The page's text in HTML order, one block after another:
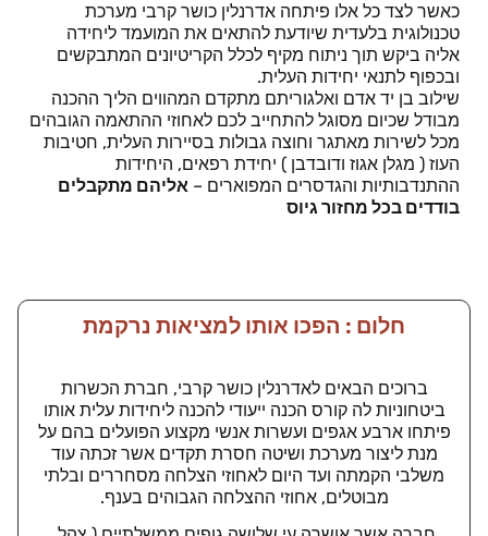
כאשר לצד כל אלו פיתחה אדרנלין כושר קרבי מערכת
טכנולוגית בלעדית שיודעת להתאים את המועמד ליחידה
אליה ביקש תוך ניתוח מקיף לכלל הקריטיונים המתבקשים
ובכפוף לתנאי יחידות העלית.
שילוב בן יד אדם ואלגוריתם מתקדם המהווים הליך ההכנה
מבודל שכיום מסוגל להתחייב לכם לאחוזי ההתאמה הגובהים
מכל לשירות מאתגר וחוצה גבולות בסיירות העלית, חטיבות
העוז ( מגלן אגוז ודובדבן ) יחידת רפאים, היחידות
ההתנדבותיות והגדסרים המפוארים – אליהם מתקבלים
בודדים בכל מחזור גיוס
חלום : הפכו אותו למציאות נרקמת
ברוכים הבאים לאדרנלין כושר קרבי, חברת הכשרות
ביטחוניות לה קורס הכנה ייעודי להכנה ליחידות עלית אותו
פיתחו ארבע אגפים ועשרות אנשי מקצוע הפועלים בהם על
מנת ליצור מערכת ושיטה חסרת תקדים אשר זכתה עוד
משלבי הקמתה ועד היום לאחוזי הצלחה מסחררים ובלתי
מבוטלים, אחוזי ההצלחה הגבוהים בענף.